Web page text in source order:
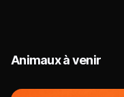
Animaux à venir